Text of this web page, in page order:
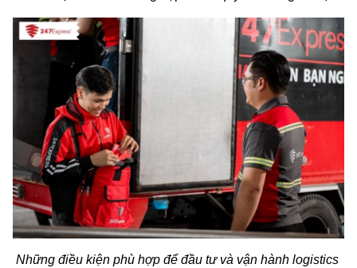
Những điều kiện phù hợp để đầu tư và vận hành logistics